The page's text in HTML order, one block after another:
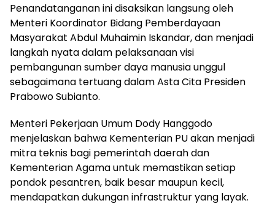
Penandatanganan ini disaksikan langsung oleh
Menteri Koordinator Bidang Pemberdayaan
Masyarakat Abdul Muhaimin Iskandar, dan menjadi
langkah nyata dalam pelaksanaan visi
pembangunan sumber daya manusia unggul
sebagaimana tertuang dalam Asta Cita Presiden
Prabowo Subianto.
Menteri Pekerjaan Umum Dody Hanggodo
menjelaskan bahwa Kementerian PU akan menjadi
mitra teknis bagi pemerintah daerah dan
Kementerian Agama untuk memastikan setiap
pondok pesantren, baik besar maupun kecil,
mendapatkan dukungan infrastruktur yang layak.